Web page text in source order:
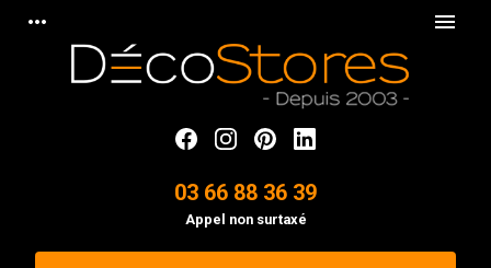
more_horiz menu
03 66 88 36 39
Appel non surtaxé